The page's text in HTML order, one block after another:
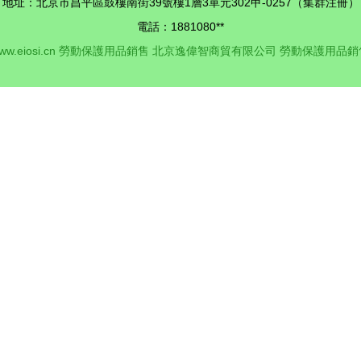
電話：1881080**
勞動保護用品銷售 北京逸偉智商貿有限公司 勞動保護用品銷